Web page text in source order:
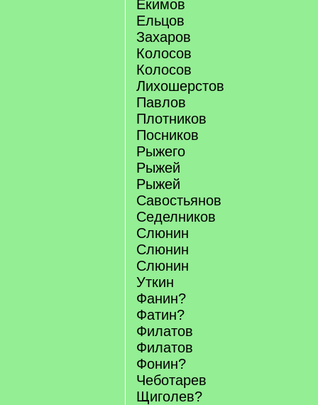
Екимов
Ельцов
Захаров
Колосов
Колосов
Лихошерстов
Павлов
Плотников
Посников
Рыжего
Рыжей
Рыжей
Савостьянов
Седелников
Слюнин
Слюнин
Слюнин
Уткин
Фанин?
Фатин?
Филатов
Филатов
Фонин?
Чеботарев
Щиголев?